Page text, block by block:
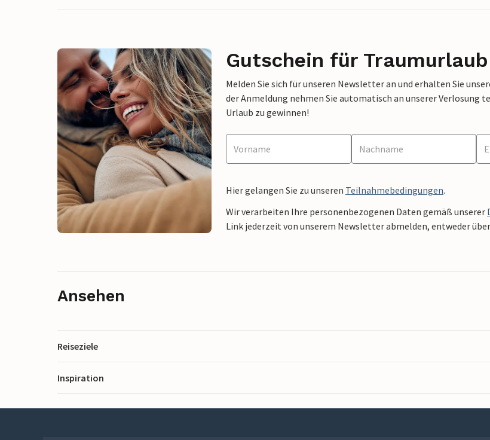
Gutschein für
Melden Sie sich für unseren Newsletter an und erhalten Sie
der Anmeldung nehmen Sie automatisch an unserer Verlosung
Urlaub zu gewinnen!
Hier gelangen Sie zu unseren Teilnahmebedingungen.
Wir verarbeiten Ihre personenbezogenen Daten gemäß unserer
Link jederzeit von unserem Newsletter abmelden, entweder
Ansehen
Reiseziele
Inspiration